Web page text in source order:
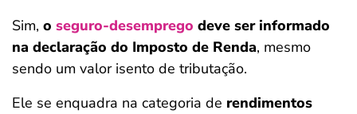
Sim, o seguro-desemprego deve ser informado
na declaração do Imposto de Renda, mesmo
sendo um valor isento de tributação.
Ele se enquadra na categoria de rendimentos